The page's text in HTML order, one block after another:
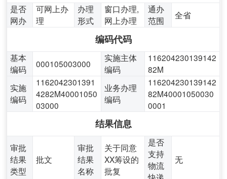
是否
网办
可网上办
理
办理
形式
窗口办理,
网上办理
通办
范围
全省
编码代码
基本
编码
000105003000
实施主体
编码
116204230139142
82M
实施
编码
1162042301391
4282M40001050
03000
业务办理
编码
116204230139142
82M40001050030
0001
结果信息
审批
结果
类型
批文
审批
结果
名称
关于同意
XX筹设的
批复
是否
支持
物流
无